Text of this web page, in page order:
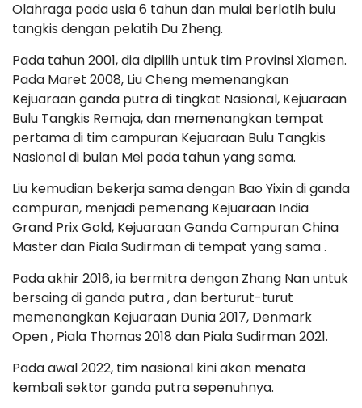
Olahraga pada usia 6 tahun dan mulai berlatih bulu
tangkis dengan pelatih Du Zheng.
Pada tahun 2001, dia dipilih untuk tim Provinsi Xiamen.
Pada Maret 2008, Liu Cheng memenangkan
Kejuaraan ganda putra di tingkat Nasional, Kejuaraan
Bulu Tangkis Remaja, dan memenangkan tempat
pertama di tim campuran Kejuaraan Bulu Tangkis
Nasional di bulan Mei pada tahun yang sama.
Liu kemudian bekerja sama dengan Bao Yixin di ganda
campuran, menjadi pemenang Kejuaraan India
Grand Prix Gold, Kejuaraan Ganda Campuran China
Master dan Piala Sudirman di tempat yang sama .
Pada akhir 2016, ia bermitra dengan Zhang Nan untuk
bersaing di ganda putra , dan berturut-turut
memenangkan Kejuaraan Dunia 2017, Denmark
Open , Piala Thomas 2018 dan Piala Sudirman 2021.
Pada awal 2022, tim nasional kini akan menata
kembali sektor ganda putra sepenuhnya.